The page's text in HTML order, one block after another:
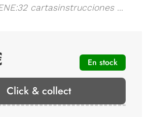
cartasinstrucciones ...
En stock
Click & collect